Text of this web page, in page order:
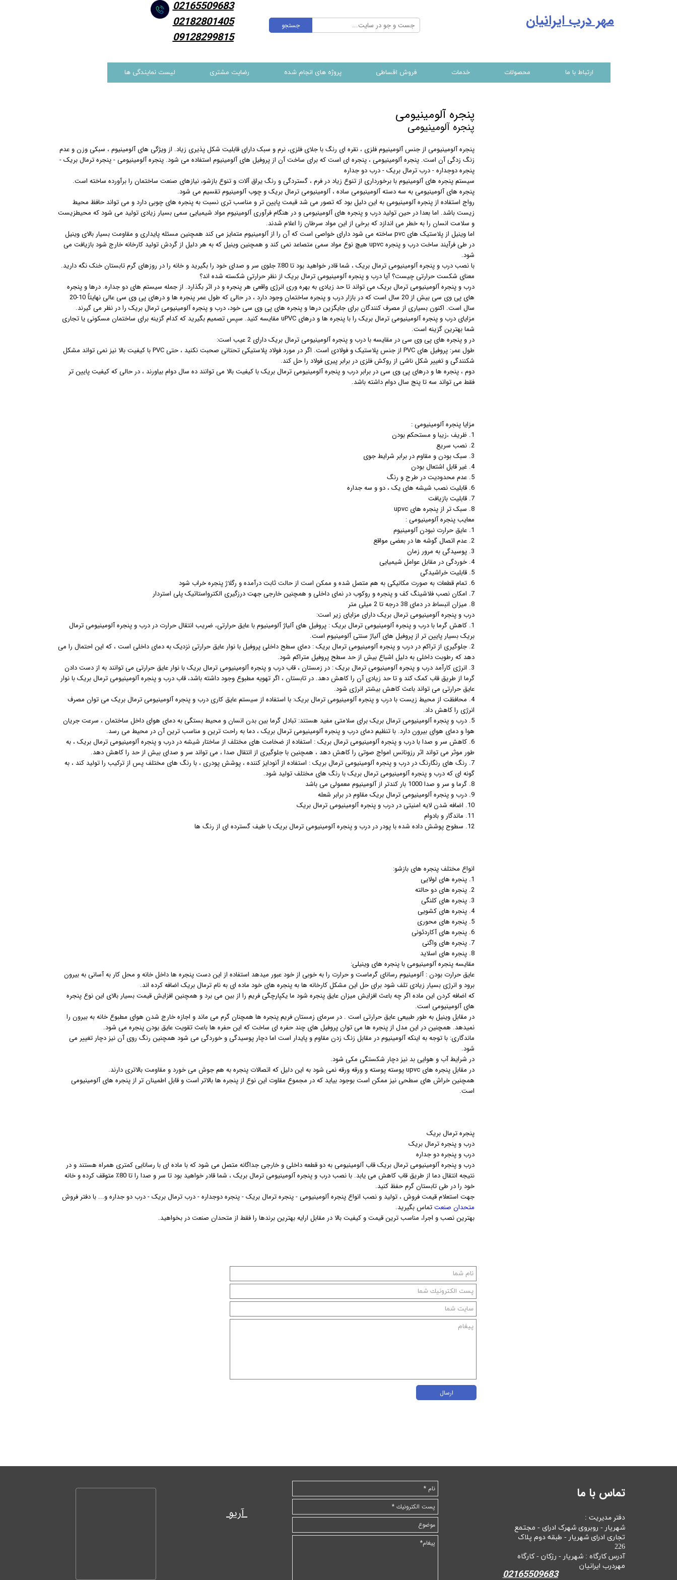
ارتباط با ما محصولات خدمات فروش اقساطی پروژه های انجام شده رضایت مشتری لیست نمایندگی ها
جستجو مهر درب ایرانیان
02165509683
02182801405
09128299815
پنجره آلومینیومی
پنجره آلومینیومی
پنجره آلومینیومی از جنس آلومینیوم فلزی ، نقره ای رنگ با جلای فلزی، نرم و سبک دارای قابلیت شکل پذیری زیاد. از ویژگی های آلومینیوم ، سبکی وزن و عدم
زنگ زدگی آن است. پنجره آلومینیومی ، پنجره ای است که برای ساخت آن از پروفیل های آلومینیوم استفاده می شود. پنجره آلومینیومی - پنجره ترمال بریک -
پنجره دوجداره - درب ترمال بریک - درب دو جداره
سیستم پنجره های آلومینیوم با برخورداری از تنوع زیاد در فرم ، گستردگی و رنگ یراق آلات و تنوع بازشو، نیازهای صنعت ساختمان را برآورده ساخته است.
پنجره های آلومینیومی به سه دسته آلومینیومی ساده ، آلومینیومی ترمال بریک و چوب آلومینیوم تقسیم می شود.
رواج استفاده از پنجره آلومینیومی به این دلیل بود که تصور می شد قیمت پایین تر و مناسب تری نسبت به پنجره های چوبی دارد و می تواند حافظ محیط
زیست باشد. اما بعدا در حین تولید درب و پنجره های آلومینیومی و در هنگام فرآوری آلومینیوم مواد شیمیایی سمی بسیار زیادی تولید می شود که محیطزیست
و سلامت انسان را به خطر می اندازد که برخی از این مواد سرطان زا اعلام شدند.
اما وینیل از پلاستیک های pvc ساخته می شود دارای خواصی است که آن را از آلومینیوم متمایز می کند همچنین مسئله پایداری و مقاومت بسیار بالای وینیل
در طی فرآیند ساخت درب و پنجره upvc هیچ نوع مواد سمی متصاعد نمی کند و همچنین وینیل که به هر دلیل از گردش تولید کارخانه خارج شود بازیافت می
شود.
با نصب درب و پنجره آلومینیومی ترمال بریک ، شما قادر خواهید بود تا 80٪ جلوی سر و صدای خود را بگیرید و خانه را در روزهای گرم تابستان خنک نگه دارید.
معنای شکست حرارتی چیست؟ آیا درب و پنجره آلومینیومی ترمال بریک از نظر حرارتی شکسته شده اند؟
درب و پنجره آلومینیومی ترمال بریک می تواند تا حد زیادی به بهره وری انرژی واقعی هر پنجره و در اثر بگذارد. از جمله سیستم های دو جداره. درها و پنجره
های پی وی سی بیش از 20 سال است که در بازار درب و پنجره ساختمان وجود دارد ، در حالی که طول عمر پنجره ها و درهای پی وی سی عالی نهایتاٌ 10-20
سال است. اکنون بسیاری از مصرف کنندگان برای جایگزین درها و پنجره های پی وی سی خود، درب و پنجره آلومینیومی ترمال بریک را در نظر می گیرند.
مزایای درب و پنجره آلومینیومی ترمال بریک را با پنجره ها و درهای uPVC مقایسه کنید. سپس تصمیم بگیرید که کدام گزینه برای ساختمان مسکونی یا تجاری
شما بهترین گزینه است.
در و پنجره های پی وی سی در مقایسه با درب و پنجره آلومینیومی ترمال بریک دارای 2 عیب است:
طول عمر: پروفیل های PVC از جنس پلاستیک و فولادی است. اگر در مورد فولاد پلاستیکی تحتانی صحبت نکنید ، حتی PVC با کیفیت بالا نیز نمی تواند مشکل
شکنندگی و تغییر شکل ناشی از روکش فلزی در برابر پیری فولاد را حل کند.
دوم ، پنجره ها و درهای پی وی سی در برابر درب و پنجره آلومینیومی ترمال بریک با کیفیت بالا می توانند ده سال دوام بیاورند ، در حالی که کیفیت پایین تر
فقط می تواند سه تا پنج سال دوام داشته باشد.
مزایا پنجره آلومینیومی :
1. ظریف ،زیبا و مستحکم بودن
2. نصب سریع
3. سبک بودن و مقاوم در برابر شرایط جوی
4. غیر قابل اشتعال بودن
5. عدم محدودیت در طرح و رنگ
6. قابلیت نصب شیشه های یک ، دو و سه جداره
7. قابلیت بازیافت
8. سبک تر از پنجره های upvc
معایب پنجره آلومینیومی :
1. عایق حرارت نبودن آلومینیوم
2. عدم اتصال گوشه ها در بعضی مواقع
3. پوسیدگی به مرور زمان
4. خوردگی در مقابل عوامل شیمیایی
5. قابلیت خراشیدگی
6. تمام قطعات به صورت مکانیکی به هم متصل شده و ممکن است از حالت ثابت درآمده و رگلاژ پنجره خراب شود
7. امکان نصب فلاشینگ کف و پنجره و روکوب در نمای داخلی و همچنین خارجی جهت درزگیری الکترواستاتیک پلی استردار
8. میزان انبساط در دمای 38 درجه تا 2 میلی متر
درب و پنجره آلومینیومی ترمال بریک دارای مزایای زیر است:
1. کاهش گرما با درب و پنجره آلومینیومی ترمال بریک : پروفیل های آلیاژ آلومینیوم با عایق حرارتی، ضریب انتقال حرارت در درب و پنجره آلومینیومی ترمال
بریک بسیار پایین تر از پروفیل های آلیاژ سنتی آلومینیوم است.
2. جلوگیری از تراکم در درب و پنجره آلومینیومی ترمال بریک : دمای سطح داخلی پروفیل با نوار عایق حرارتی نزدیک به دمای داخلی است ، که این احتمال را می
دهد که رطوبت داخلی به دلیل اشباع بیش از حد سطح پروفیل متراکم شود.
3. انرژی کارآمد درب و پنجره آلومینیومی ترمال بریک : در زمستان ، قاب درب و پنجره آلومینیومی ترمال بریک با نوار عایق حرارتی می توانند به از دست دادن
گرما از طریق قاب کمک کند و تا حد زیادی آن را کاهش دهد. در تابستان ، اگر تهویه مطبوع وجود داشته باشد، قاب درب و پنجره آلومینیومی ترمال بریک با نوار
عایق حرارتی می تواند باعث کاهش بیشتر انرژی شود.
4. محافظت از محیط زیست با درب و پنجره آلومینیومی ترمال بریک: با استفاده از سیستم عایق کاری درب و پنجره آلومینیومی ترمال بریک می توان مصرف
انرژی را کاهش داد.
5. درب و پنجره آلومینیومی ترمال بریک برای سلامتی مفید هستند: تبادل گرما بین بدن انسان و محیط بستگی به دمای هوای داخل ساختمان ، سرعت جریان
هوا و دمای هوای بیرون دارد. با تنظیم دمای درب و پنجره آلومینیومی ترمال بریک ، دما به راحت ترین و مناسب ترین آن در محیط می رسد.
6. کاهش سر و صدا با درب و پنجره آلومینیومی ترمال بریک : استفاده از ضخامت های مختلف از ساختار شیشه در درب و پنجره آلومینیومی ترمال بریک ، به
طور موثر می تواند اثر رزونانس امواج صوتی را کاهش دهد ، همچنین با جلوگیری از انتقال صدا ، می تواند سر و صدای بیش از حد را کاهش دهد.
7. رنگ های رنگارنگ در درب و پنجره آلومینیومی ترمال بریک : استفاده از آنودایز کننده ، پوشش پودری ، با رنگ های مختلف پس از ترکیب را تولید کند ، به
گونه ای که درب و پنجره آلومینیومی ترمال بریک با رنگ های مختلف تولید شود.
8. گرما و سر و صدا 1000 بار کندتر از آلومینیوم معمولی می باشد
9. درب و پنجره آلومینیومی ترمال بریک مقاوم در برابر شعله
10. اضافه شدن لایه امنیتی در درب و پنجره آلومینیومی ترمال بریک
11. ماندگار و بادوام
12. سطوح پوشش داده شده با پودر در درب و پنجره آلومینیومی ترمال بریک با طیف گسترده ای از رنگ ها
انواع مختلف پنجره های بازشو:
1. پنجره های لولایی
2. پنجره های دو حالته
3. پنجره های کلنگی
4. پنجره های کشویی
5. پنجره های محوری
6. پنجره های آکاردئونی
7. پنجره های واگنی
8. پنجره های اسلاید
مقایسه پنجره آلومینیومی با پنجره های وینیلی:
عایق حرارت بودن : آلومینیوم رسانای گرماست و حرارت را به خوبی از خود عبور میدهد استفاده از این دست پنجره ها داخل خانه و محل کار به آسانی به بیرون
برود و انرژی بسیار زیادی تلف شود برای حل این مشکل کارخانه ها به پنجره های خود ماده ای به نام ترمال بریک اضافه کرده اند.
که اضافه کردن این ماده اگر چه باعث افزایش میزان عایق پنجره شود ما یکپارچگی فریم را از بین می برد و همچنین افزایش قیمت بسیار بالای این نوع پنجره
های آلومینیومی است.
در مقابل وینیل به طور طبیعی عایق حرارتی است . در سرمای زمستان فریم پنجره ها همچنان گرم می ماند و اجازه خارج شدن هوای مطبوع خانه به بیرون را
نمیدهد. همچنین در این مدل از پنجره ها می توان پروفیل های چند حفره ای ساخت که این حفره ها باعث تقویت عایق بودن پنجره می شود.
ماندگاری: با توجه به اینکه آلومینیوم در مقابل زنگ زدن مقاوم و پایدار است اما دچار پوسیدگی و خوردگی می شود همچنین رنگ روی آن نیز دچار تغییر می
شود.
در شرایط آب و هوایی بد نیز دچار شکستگی مکی شود.
در مقابل پنجره های upvc پوسته پوسته و ورقه ورقه نمی شود به این دلیل که اتصالات پنجره به هم جوش می خورد و مقاومت بالاتری دارند.
همچنین خراش های سطحی نیز ممکن است بوجود بیاید که در مجموع مقاوت این نوع از پنجره ها بالاتر است و قابل اطمینان تر از پنجره های آلومینیومی
است.
پنجره ترمال بریک
درب و پنجره ترمال بریک
درب و پنجره دو جداره
درب و پنجره آلومینیومی ترمال بریک قاب آلومینیومی به دو قطعه داخلی و خارجی جداگانه متصل می شود که با ماده ای با رسانایی کمتری همراه هستند و در
نتیجه انتقال دما از طریق قاب کاهش می یابد. با نصب درب و پنجره آلومینیومی ترمال بریک ، شما قادر خواهید بود تا سر و صدا را تا 80٪ متوقف کرده و خانه
خود را در طی تابستان گرم حفظ کنید.
جهت استعلام قیمت فروش ، تولید و نصب انواع پنجره آلومینیومی - پنجره ترمال بریک - پنجره دوجداره - درب ترمال بریک - درب دو جداره و... با دفتر فروش
متحدان صنعتتماس بگیرید.
بهترین نصب و اجرا، مناسب ترین قیمت و کیفیت بالا در مقابل ارایه بهترین برندها را فقط از متحدان صنعت در بخواهید.
ارسال
تماس با ما
دفتر مدیریت :
شهریار - روبروی شهرک ادرای - مجتمع
تجاری ادرای شهریار - طبقه دوم پلاک
226
آدرس کارگاه : شهریار - رزکان - کارگاه
مهردرب ایرانیان
02165509683
آریو